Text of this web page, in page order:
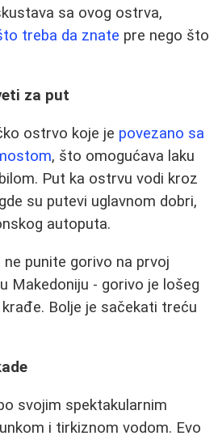
sa ovog ostrva,
treba da znate pre nego što
za put
ostrvo koje je povezano sa
, što omogućava laku
Put ka ostrvu vodi kroz
su putevi uglavnom dobri,
autoputa.
punite gorivo na prvoj
Makedoniju - gorivo je lošeg
Bolje je sačekati treću
svojim spektakularnim
i tirkiznom vodom. Evo